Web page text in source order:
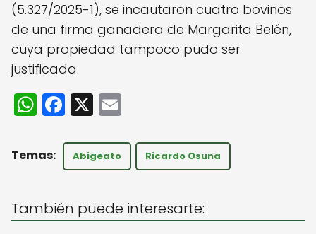
(5.327/2025-1), se incautaron cuatro bovinos
de una firma ganadera de Margarita Belén,
cuya propiedad tampoco pudo ser
justificada.
W
h
a
A
p
F
a
c
e
o
X
ai
l
Abigeato Ricardo Osuna
También puede interesarte: